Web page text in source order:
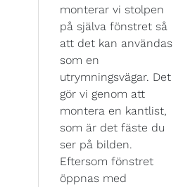
monterar vi stolpen
på själva fönstret så
att det kan användas
som en
utrymningsvägar. Det
gör vi genom att
montera en kantlist,
som är det fäste du
ser på bilden.
Eftersom fönstret
öppnas med